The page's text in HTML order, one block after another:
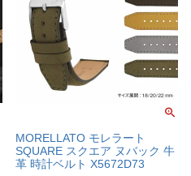
MORELLATO モレラート
SQUARE スクエア ヌバック 牛
革 時計ベルト X5672D73